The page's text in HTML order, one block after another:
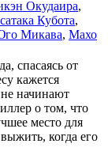
Окудаира,
Кубота,
Микава, Махо
спасаясь от
кажется
начинают
о том, что
место для
когда его